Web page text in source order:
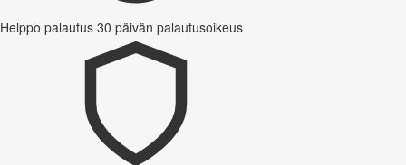
Helppo palautus 30 päivän palautusoikeus